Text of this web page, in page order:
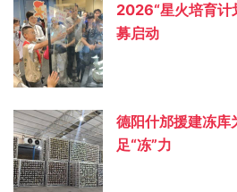
2026“星火培育计
募启动
德阳什邡援建冻库
足“冻”力